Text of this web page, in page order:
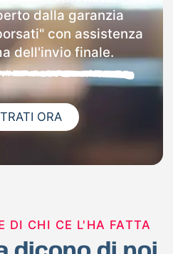
dalla garanzia
con assistenza
dell'invio finale.
ORA
DI CHI CE L'HA FATTA